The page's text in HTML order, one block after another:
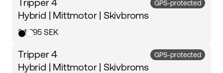
Hybrid | Mittmotor | Skivbroms
34 995 SEK
GPS-protected
Tripper 4
Hybrid | Mittmotor | Skivbroms
GPS-protected